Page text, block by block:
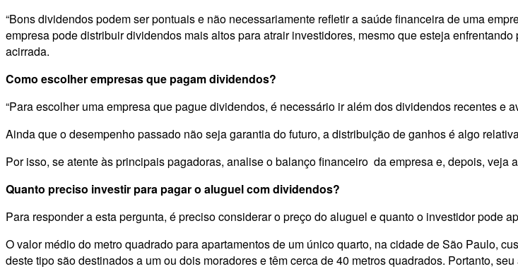
“Bons dividendos podem ser pontuais e não necessariamente refletir a saúde financeira de uma
empresa pode distribuir dividendos mais altos para atrair investidores, mesmo que esteja
acirrada.
Como escolher empresas que pagam dividendos?
“Para escolher uma empresa que pague dividendos, é necessário ir além dos dividendos recentes e
Ainda que o desempenho passado não seja garantia do futuro, a distribuição de ganhos é algo
Por isso, se atente às principais pagadoras, analise o balanço financeiro da empresa e, depois, veja
Quanto preciso investir para pagar o aluguel com dividendos?
Para responder a esta pergunta, é preciso considerar o preço do aluguel e quanto o investidor pode
O valor médio do metro quadrado para apartamentos de um único quarto, na cidade de São Paulo,
deste tipo são destinados a um ou dois moradores e têm cerca de 40 metros quadrados. Portanto,